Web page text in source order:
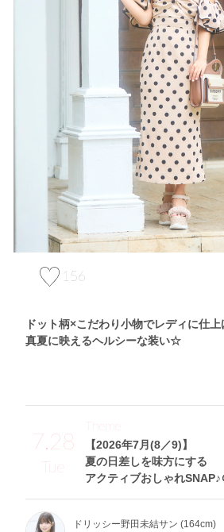
156
ドット柄×こだわり小物でレディに仕上
真夏に映えるヘルシーな装い☆
7.28
Tue
【2026年7月(8／9)】
夏の日差しを味方にする
アクティブおしゃれSNAP♪
Theme
ドリッシー野田未結サン (164cm)